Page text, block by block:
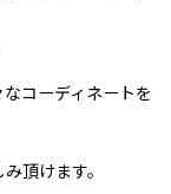
コーディネートを
頂けます。